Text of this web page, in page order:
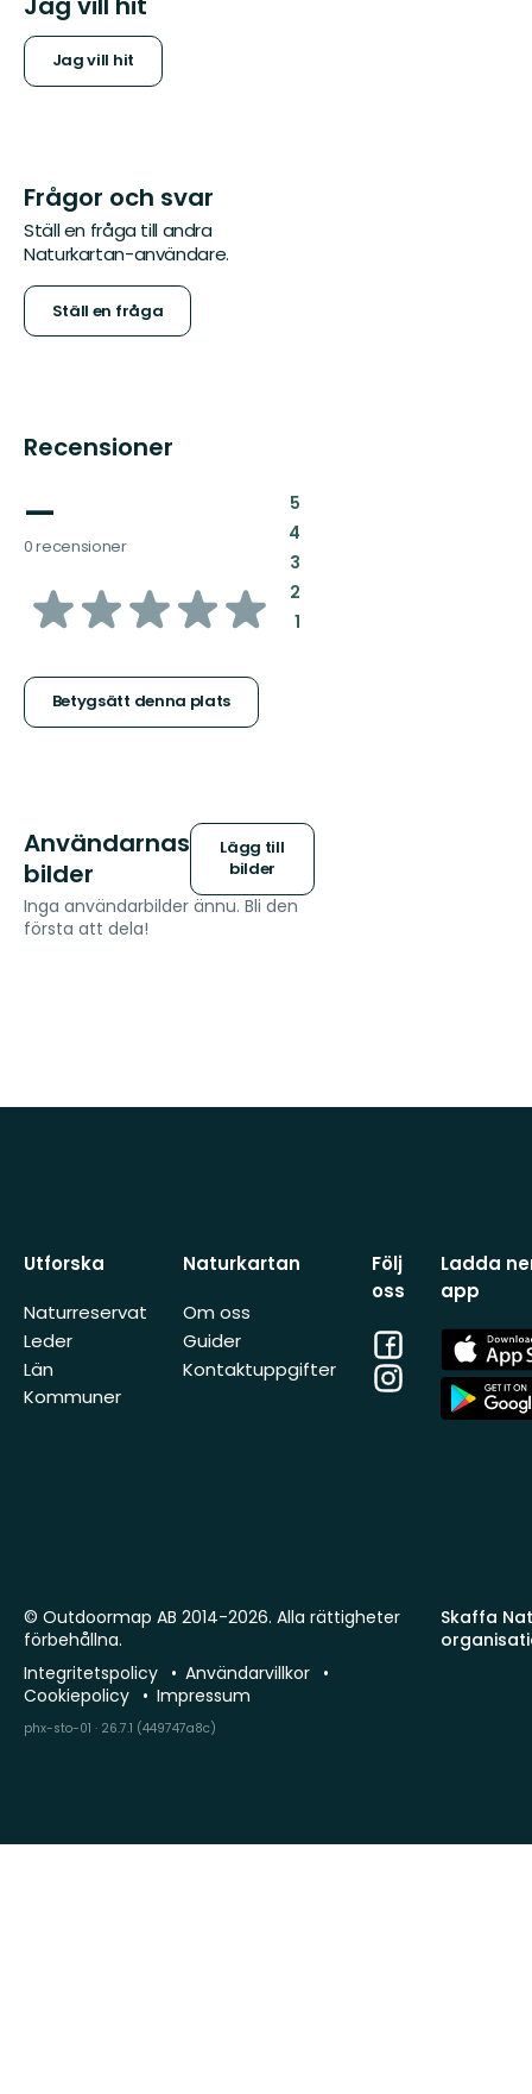
Jag vill hit
Frågor och svar
Ställ en fråga till andra
Naturkartan-användare.
Ställ en fråga
Recensioner
—
0 recensioner
av
stjärnor
Betygsätt denna plats
5:
4:
3:
2:
1:
Användarnas
bilder
Lägg till
bilder
Inga användarbilder ännu. Bli den
första att dela!
Utforska
Naturreservat
Leder
Län
Kommuner
Naturkartan
Om oss
Guider
Kontaktuppgifter
Följ
oss
Facebook
Instagram
Ladda
app
App
Store
App
Store
Skaffa
© Outdoormap AB 2014-2026. Alla rättigheter
förbehållna.
Integritetspolicy
Användarvillkor
Cookiepolicy
Impressum
phx-sto-01 · 26.7.1 (449747a8c)